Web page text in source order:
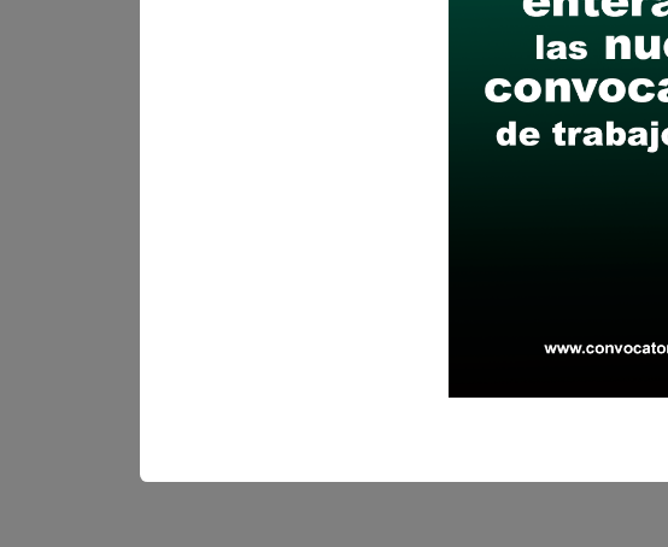
Descarga y revisa a detalle las
Antes de postular, verifica si
Prepara tu documentación y
Revisar el cronograma para